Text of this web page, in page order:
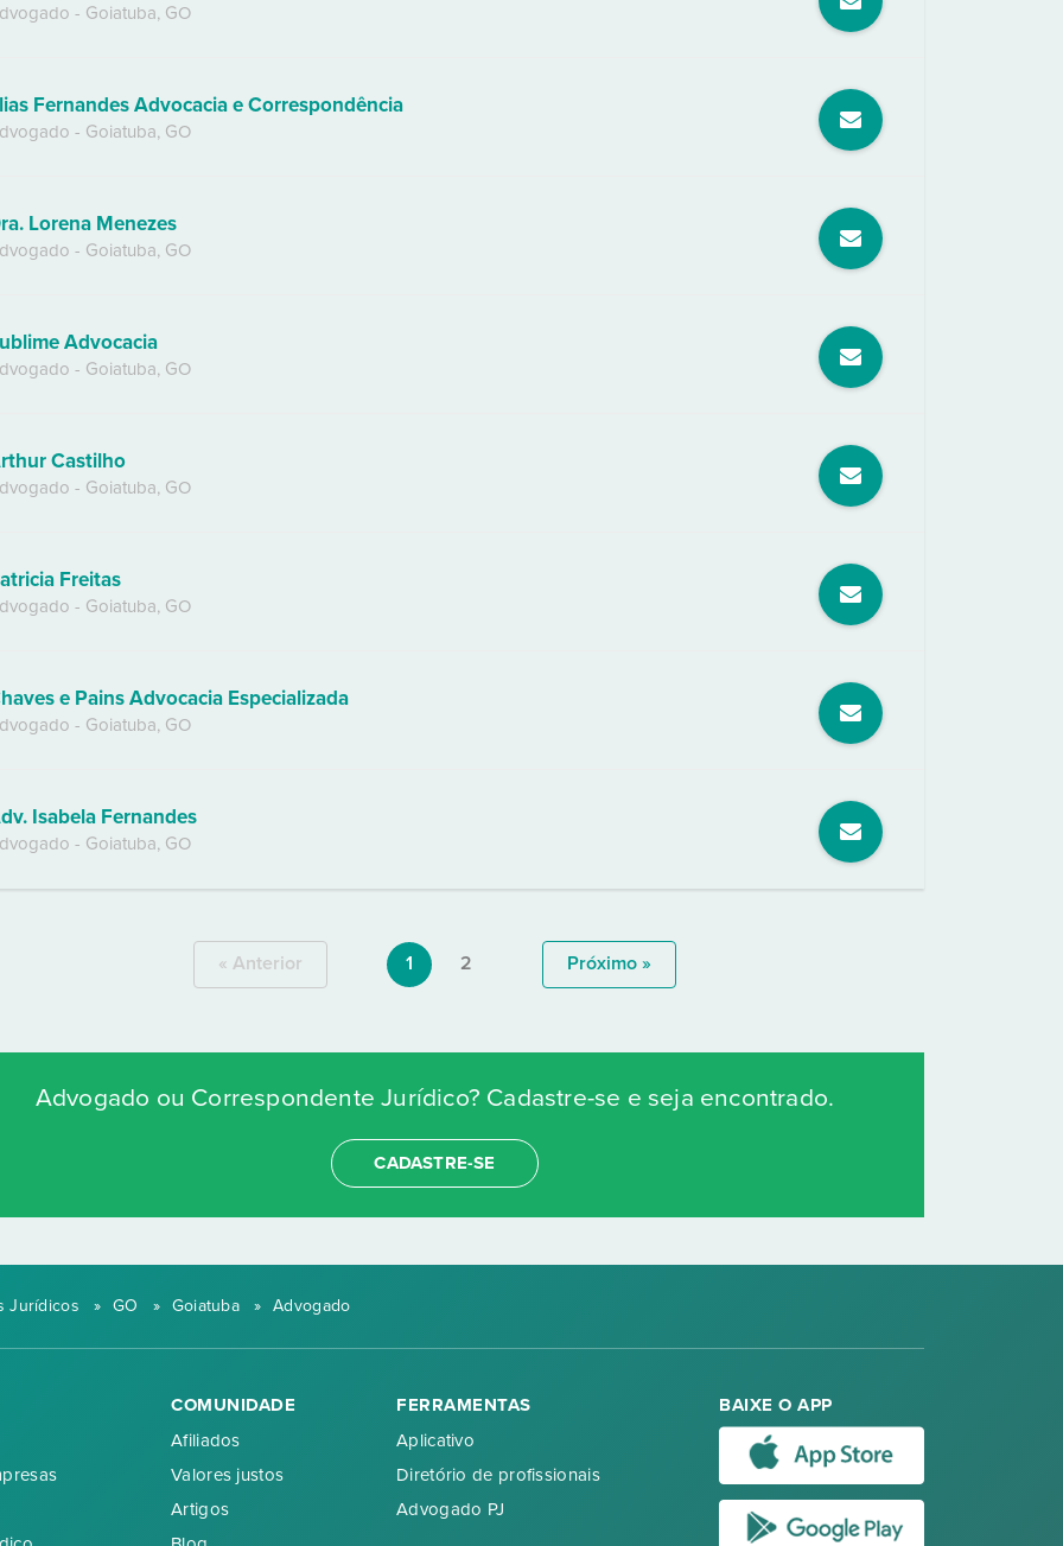
- Goiatuba, GO
Fernandes Advocacia e Correspondência
- Goiatuba, GO
Lorena Menezes
- Goiatuba, GO
Advocacia
- Goiatuba, GO
Castilho
- Goiatuba, GO
Freitas
- Goiatuba, GO
e Pains Advocacia Especializada
- Goiatuba, GO
Isabela Fernandes
- Goiatuba, GO
« Anterior 1 2 Próximo »
Advogado ou Correspondente Jurídico? Cadastre-se e seja encontrado.
CADASTRE-SE
Jurídicos » GO » Goiatuba » Advogado
COMUNIDADE
Afiliados
Valores justos
Artigos
FERRAMENTAS
Aplicativo
Diretório de profissionais
Advogado PJ
BAIXE O APP